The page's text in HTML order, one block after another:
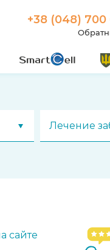
+38 (048) 700
Лечение
сайте